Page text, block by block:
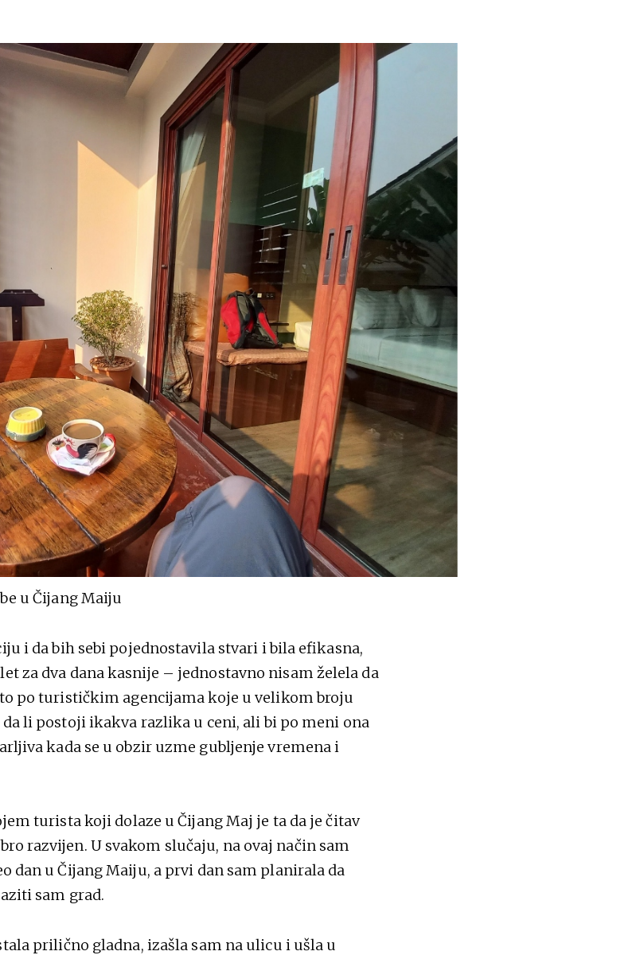
u Čijang Maiju
i da bih sebi pojednostavila stvari i bila efikasna,
za dva dana kasnije – jednostavno nisam želela da
po turističkim agencijama koje u velikom broju
li postoji ikakva razlika u ceni, ali bi po meni ona
kada se u obzir uzme gubljenje vremena i
turista koji dolaze u Čijang Maj je ta da je čitav
razvijen. U svakom slučaju, na ovaj način sam
dan u Čijang Maiju, a prvi dan sam planirala da
sam grad.
prilično gladna, izašla sam na ulicu i ušla u